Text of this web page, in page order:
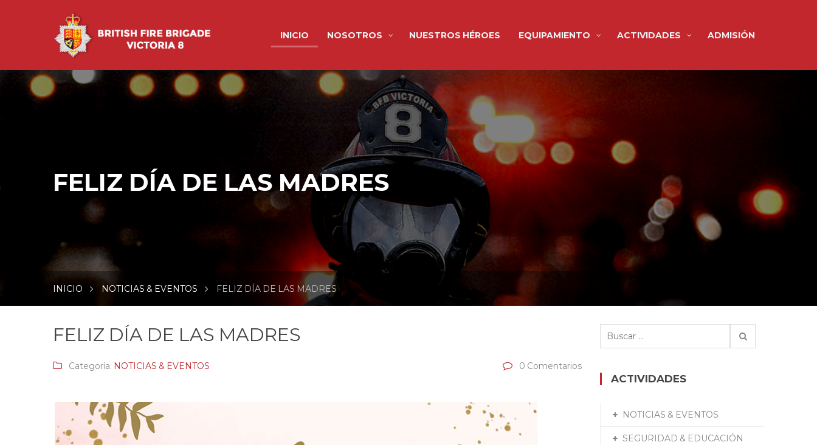
INICIO NOSOTROS NUESTROS HÉROES EQUIPAMIENTO ACTIVIDADES ADMISIÓN
FELIZ DÍA DE LAS MADRES
INICIO NOTICIAS & EVENTOS FELIZ DÍA DE LAS MADRES
FELIZ DÍA DE LAS MADRES
Categoría: NOTICIAS & EVENTOS 0 Comentarios
Buscar:
ACTIVIDADES
NOTICIAS & EVENTOS
SEGURIDAD & EDUCACIÓN